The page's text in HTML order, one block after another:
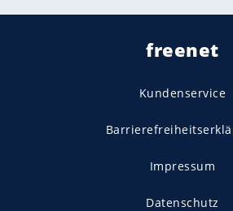
freenet
Kundenservice
Impressum
Datenschutz